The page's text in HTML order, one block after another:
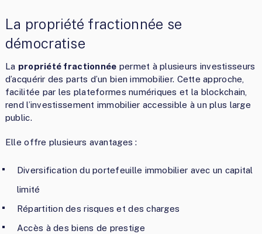
La propriété fractionnée se
démocratise
La propriété fractionnée permet à plusieurs investisseurs
d’acquérir des parts d’un bien immobilier. Cette approche,
facilitée par les plateformes numériques et la blockchain,
rend l’investissement immobilier accessible à un plus large
public.
Elle offre plusieurs avantages :
Diversification du portefeuille immobilier avec un capital
limité
Répartition des risques et des charges
Accès à des biens de prestige